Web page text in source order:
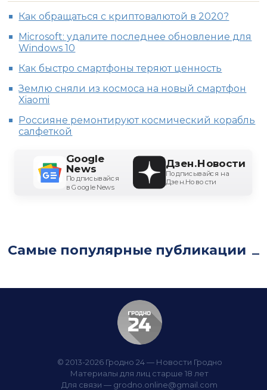
Как обращаться с криптовалютой в 2020?
Microsoft: удалите последнее обновление для
Windows 10
Как быстро смартфоны теряют ценность
Землю сняли из космоса на новый смартфон
Xiaomi
Россияне ремонтируют космический корабль
салфеткой
Google
News
Подписывайся
в Google News
Дзен.Новости
Подписывайся на
Дзен.Новости
Самые популярные публикации
© 2013-2026 Гродно 24 — Новости Гродно
Материалы для лиц старше 18 лет
Для связи — grodno.online@gmail.com